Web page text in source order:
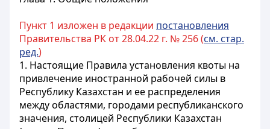
Пункт 1 изложен в редакции постановления
Правительства РК от 28.04.22 г. № 256 (см. стар.
ред.)
1. Настоящие Правила установления квоты на
привлечение иностранной рабочей силы в
Республику Казахстан и ее распределения
между областями, городами республиканского
значения, столицей Республики Казахстан